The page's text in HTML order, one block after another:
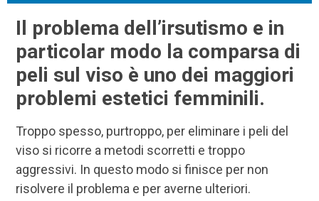
Il problema dell’irsutismo e in
particolar modo la comparsa di
peli sul viso è uno dei maggiori
problemi estetici femminili.
Troppo spesso, purtroppo, per eliminare i peli del
viso si ricorre a metodi scorretti e troppo
aggressivi. In questo modo si finisce per non
risolvere il problema e per averne ulteriori.